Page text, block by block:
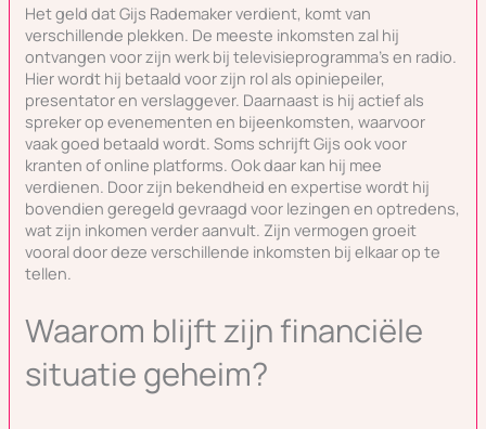
Het geld dat Gijs Rademaker verdient, komt van
verschillende plekken. De meeste inkomsten zal hij
ontvangen voor zijn werk bij televisieprogramma’s en radio.
Hier wordt hij betaald voor zijn rol als opiniepeiler,
presentator en verslaggever. Daarnaast is hij actief als
spreker op evenementen en bijeenkomsten, waarvoor
vaak goed betaald wordt. Soms schrijft Gijs ook voor
kranten of online platforms. Ook daar kan hij mee
verdienen. Door zijn bekendheid en expertise wordt hij
bovendien geregeld gevraagd voor lezingen en optredens,
wat zijn inkomen verder aanvult. Zijn vermogen groeit
vooral door deze verschillende inkomsten bij elkaar op te
tellen.
Waarom blijft zijn financiële
situatie geheim?